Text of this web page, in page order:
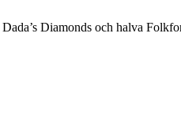
Diamonds och halva